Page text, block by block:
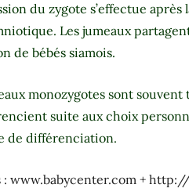
du zygote s’effectue
Les jumeaux
de bébés siamois.
monozygotes sont
suite aux choix
de différenciation.
: www.babycenter.com +